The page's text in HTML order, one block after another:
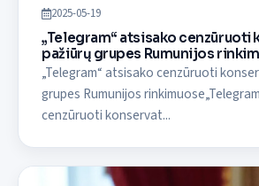
2025-05-19
„Telegram“ atsisako cenzūruoti
pažiūrų grupes Rumunijos
„Telegram“ atsisako cenzūruoti
grupes Rumunijos
cenzūruoti konservat...